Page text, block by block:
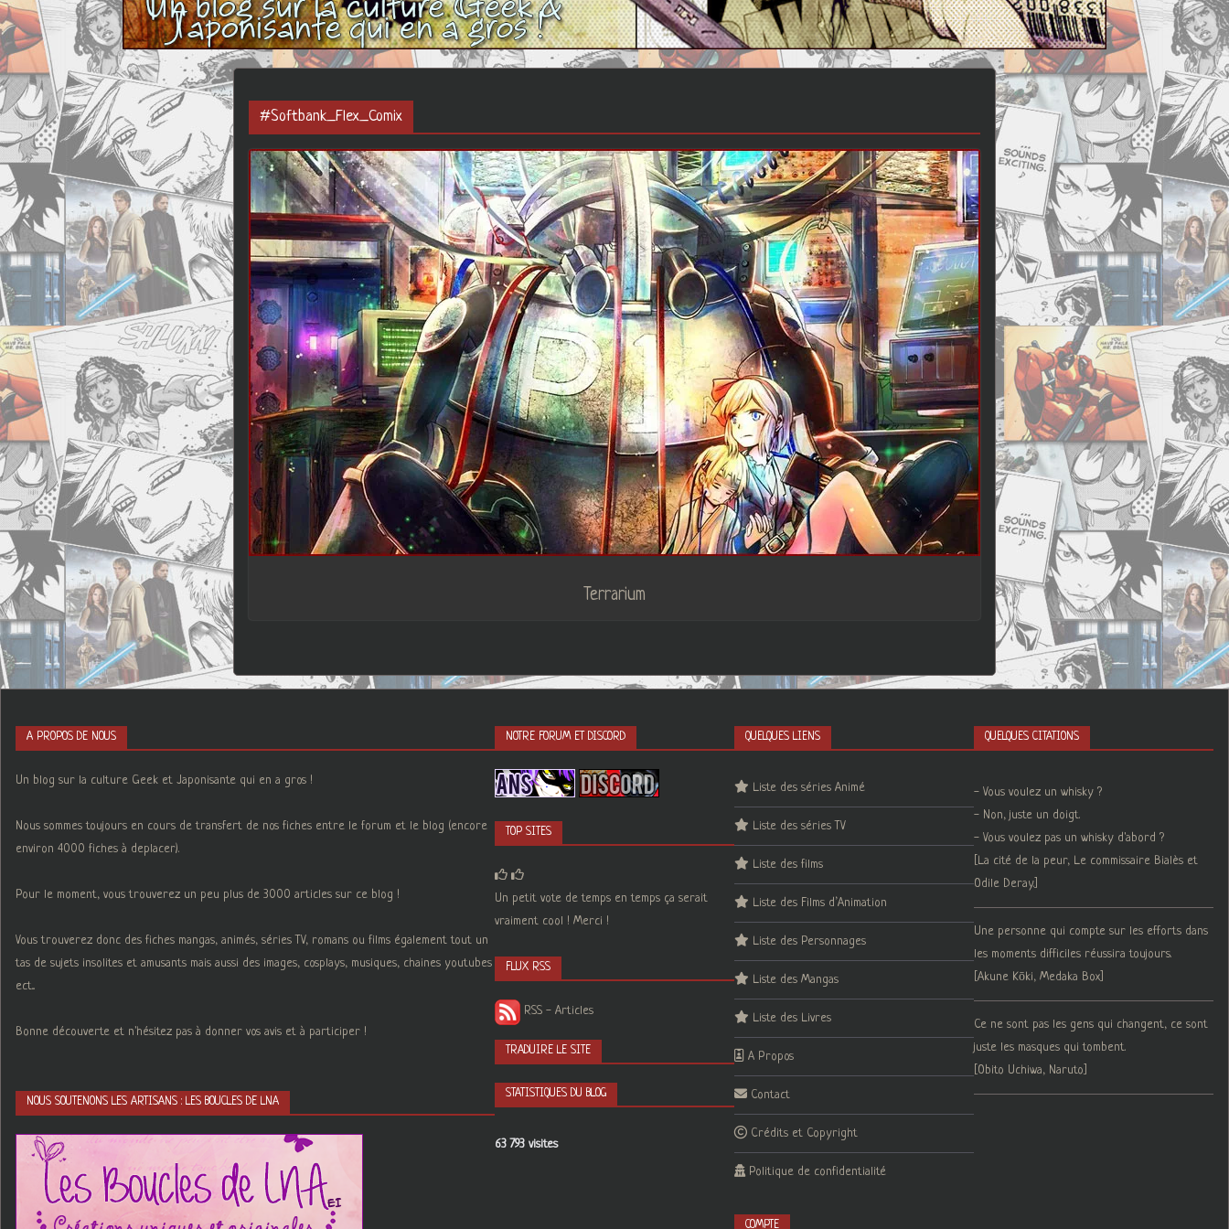
#Softbank_Flex_Comix
Terrarium
A PROPOS DE NOUS
Un blog sur la culture Geek et Japonisante qui en a gros !
Nous sommes toujours en cours de transfert de nos fiches entre le forum et le blog (encore
environ 4000 fiches à deplacer).
Pour le moment, vous trouverez un peu plus de 3000 articles sur ce blog !
Vous trouverez donc des fiches mangas, animés, séries TV, romans ou films également tout un
tas de sujets insolites et amusants mais aussi des images, cosplays, musiques, chaines youtubes
ect...
Bonne découverte et n'hésitez pas à donner vos avis et à participer !
NOUS SOUTENONS LES ARTISANS : LES BOUCLES DE LNA
NOTRE FORUM ET DISCORD
TOP SITES
Un petit vote de temps en temps ça serait
vraiment cool ! Merci !
FLUX RSS
RSS - Articles
TRADUIRE LE SITE
STATISTIQUES DU BLOG
63 793 visites
QUELQUES LIENS
Liste des séries Animé
Liste des séries TV
Liste des films
Liste des Films d’Animation
Liste des Personnages
Liste des Mangas
Liste des Livres
A Propos
Contact
Crédits et Copyright
Politique de confidentialité
COMPTE
QUELQUES CITATIONS
- Vous voulez un whisky ?
- Non, juste un doigt.
- Vous voulez pas un whisky d'abord ?
[La cité de la peur, Le commissaire Bialès et
Odile Deray.]
Une personne qui compte sur les efforts dans
les moments difficiles réussira toujours.
[Akune Kōki, Medaka Box]
Ce ne sont pas les gens qui changent, ce sont
juste les masques qui tombent.
[Obito Uchiwa, Naruto]